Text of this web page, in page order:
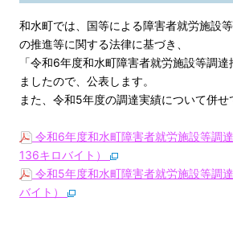
和水町では、国等による障害者就労施設
の推進等に関する法律に基づき、
「令和6年度和水町障害者就労施設等調
ましたので、公表します。
また、令和5年度の調達実績について併せ
令和6年度和水町障害者就労施設等調
136キロバイト）
令和5年度和水町障害者就労施設等調
バイト）